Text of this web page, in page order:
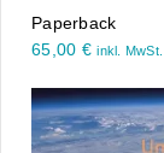
Paperback
65,00 € inkl. MwSt.